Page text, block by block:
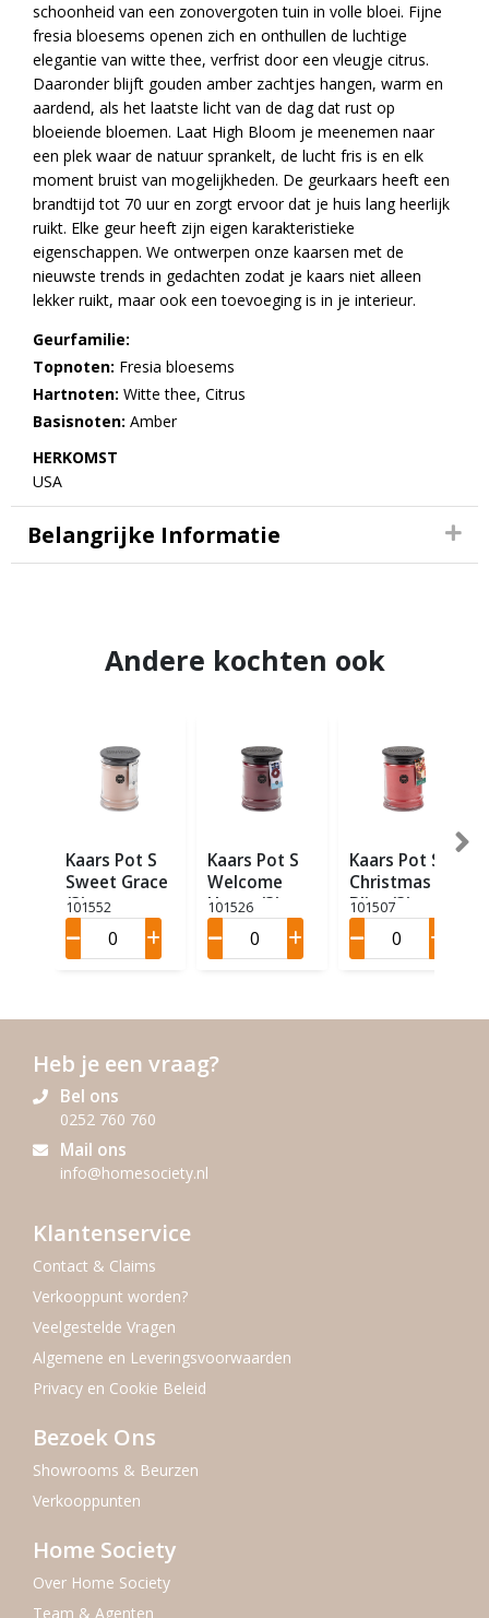
schoonheid van een zonovergoten tuin in volle bloei. Fijne
fresia bloesems openen zich en onthullen de luchtige
elegantie van witte thee, verfrist door een vleugje citrus.
Daaronder blijft gouden amber zachtjes hangen, warm en
aardend, als het laatste licht van de dag dat rust op
bloeiende bloemen. Laat High Bloom je meenemen naar
een plek waar de natuur sprankelt, de lucht fris is en elk
moment bruist van mogelijkheden. De geurkaars heeft een
brandtijd tot 70 uur en zorgt ervoor dat je huis lang heerlijk
ruikt. Elke geur heeft zijn eigen karakteristieke
eigenschappen. We ontwerpen onze kaarsen met de
nieuwste trends in gedachten zodat je kaars niet alleen
lekker ruikt, maar ook een toevoeging is in je interieur.
Geurfamilie:
Topnoten: Fresia bloesems
Hartnoten: Witte thee, Citrus
Basisnoten: Amber
HERKOMST
USA
Belangrijke Informatie
Andere kochten ook
Kaars Pot S
Sweet Grace
(3)
101552
Kaars Pot S
Welcome
Home (3)
101526
Kaars Pot S
Christmas
Bliss (3)
101507
Heb je een vraag?
Bel ons
0252 760 760
Mail ons
info@homesociety.nl
Klantenservice
Contact & Claims
Verkooppunt worden?
Veelgestelde Vragen
Algemene en Leveringsvoorwaarden
Privacy en Cookie Beleid
Bezoek Ons
Showrooms & Beurzen
Verkooppunten
Home Society
Over Home Society
Team & Agenten